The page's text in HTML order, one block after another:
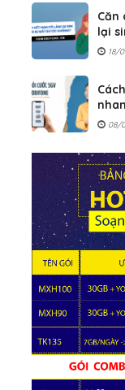
Căn
lại
18/
08/